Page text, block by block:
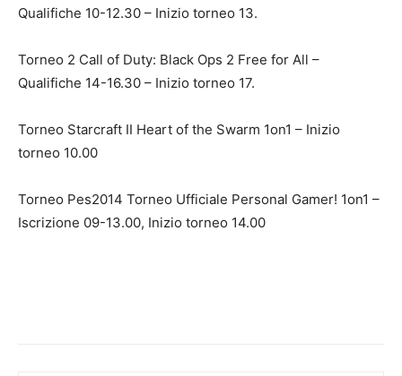
Qualifiche 10-12.30 – Inizio torneo 13.
Torneo 2 Call of Duty: Black Ops 2 Free for All –
Qualifiche 14-16.30 – Inizio torneo 17.
Torneo Starcraft II Heart of the Swarm 1on1 – Inizio
torneo 10.00
Torneo Pes2014 Torneo Ufficiale Personal Gamer! 1on1 –
Iscrizione 09-13.00, Inizio torneo 14.00